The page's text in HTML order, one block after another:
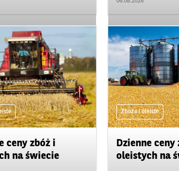
ceny zbóż i
na świecie
Zboża i oleiste
Dzienne ceny
oleistych na